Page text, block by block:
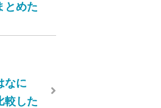
とめた
なに
較した